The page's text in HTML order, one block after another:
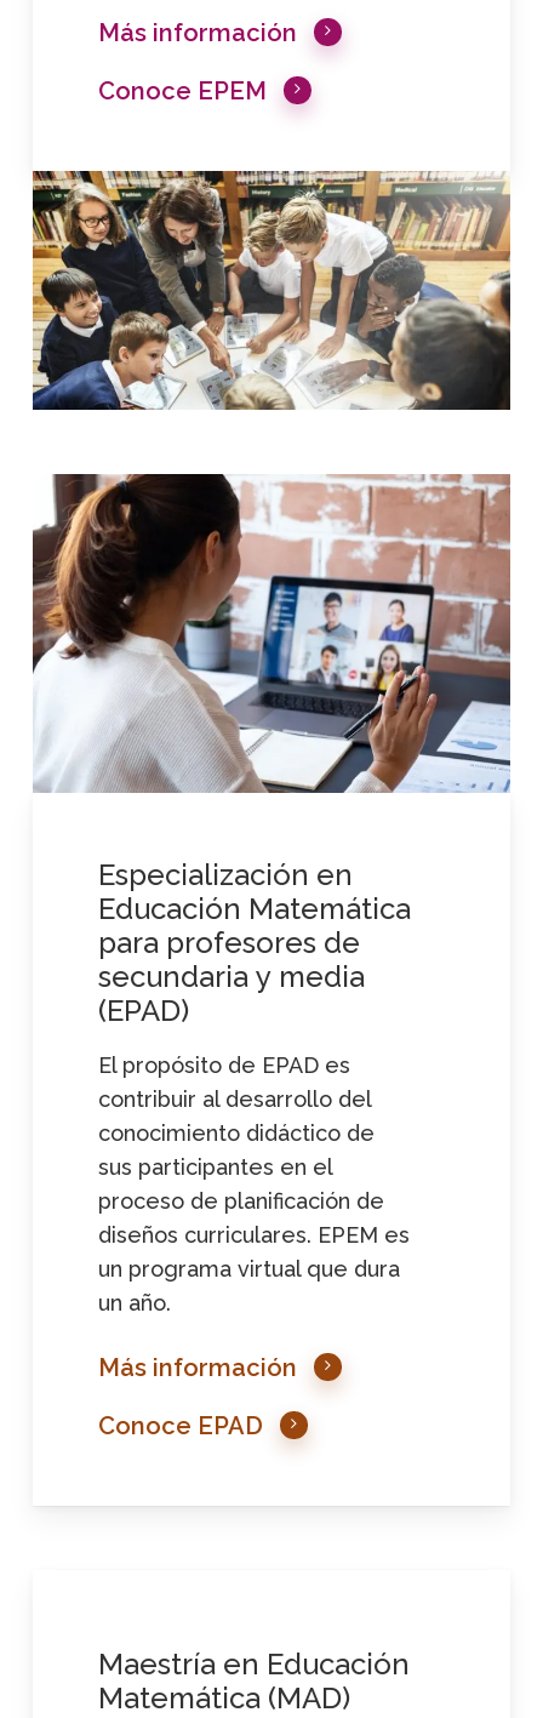
Más información
Conoce EPEM
Especialización en
Educación Matemática
para profesores de
secundaria y media
(EPAD)
El propósito de EPAD es
contribuir al desarrollo del
conocimiento didáctico de
sus participantes en el
proceso de planificación de
diseños curriculares. EPEM es
un programa virtual que dura
un año.
Más información
Conoce EPAD
Maestría en Educación
Matemática (MAD)